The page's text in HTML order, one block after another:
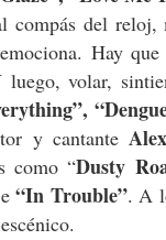
compás del
Hay
luego, volar,
y cantante
como “Dusty
“In Trouble”. A